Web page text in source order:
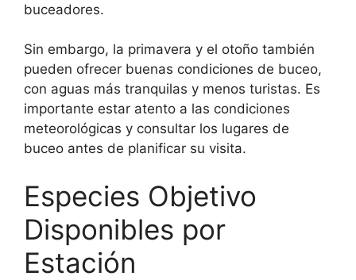
buceadores.
Sin embargo, la primavera y el otoño también
pueden ofrecer buenas condiciones de buceo,
con aguas más tranquilas y menos turistas. Es
importante estar atento a las condiciones
meteorológicas y consultar los lugares de
buceo antes de planificar su visita.
Especies Objetivo
Disponibles por
Estación